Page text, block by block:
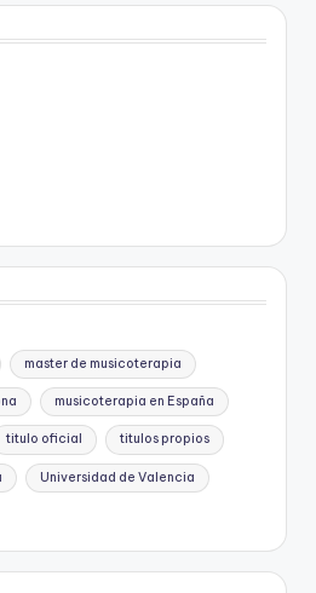
master de musicoterapia
musicoterapia en España
titulo oficial titulos propios
Universidad de Valencia